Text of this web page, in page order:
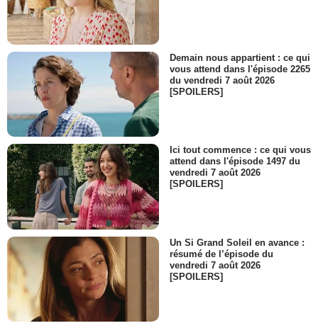
Demain nous appartient : ce qui
vous attend dans l'épisode 2265
du vendredi 7 août 2026
[SPOILERS]
Ici tout commence : ce qui vous
attend dans l'épisode 1497 du
vendredi 7 août 2026
[SPOILERS]
Un Si Grand Soleil en avance :
résumé de l’épisode du
vendredi 7 août 2026
[SPOILERS]